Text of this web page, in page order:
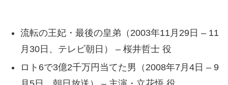
流転の王妃・最後の皇弟（2003年11月29日 – 11
月30日、テレビ朝日） – 桜井哲士 役
ロト6で3億2千万円当てた男（2008年7月4日 – 9